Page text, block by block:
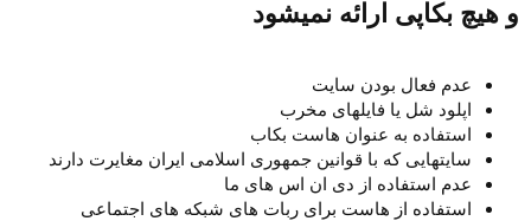
و هیچ بکاپی ارائه نمیشود
عدم فعال بودن سایت
اپلود شل یا فایلهای مخرب
استفاده به عنوان هاست بکاب
سایتهایی که با قوانین جمهوری اسلامی ایران مغایرت دارند
عدم استفاده از دی ان اس های ما
استفاده از هاست برای ربات های شبکه های اجتماعی